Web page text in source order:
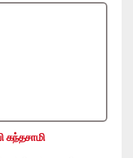
கந்தசாமி